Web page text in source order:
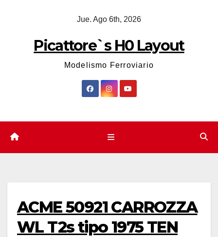
Jue. Ago 6th, 2026
Picattore`s H0 Layout
Modelismo Ferroviario
ACME 50921 CARROZZA
WL T2s tipo 1975 TEN